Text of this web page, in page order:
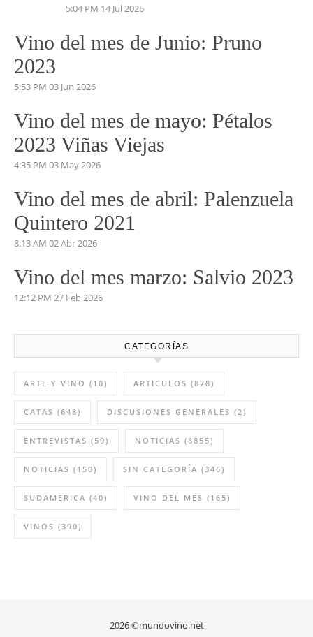
5:04 PM 14 Jul 2026
Vino del mes de Junio: Pruno
2023
5:53 PM 03 Jun 2026
Vino del mes de mayo: Pétalos
2023 Viñas Viejas
4:35 PM 03 May 2026
Vino del mes de abril: Palenzuela
Quintero 2021
8:13 AM 02 Abr 2026
Vino del mes marzo: Salvio 2023
12:12 PM 27 Feb 2026
CATEGORÍAS
ARTE Y VINO (10) ARTICULOS (878)
CATAS (648) DISCUSIONES GENERALES (2)
ENTREVISTAS (59) NOTICIAS (8855)
NOTICIAS (150) SIN CATEGORÍA (346)
SUDAMERICA (40) VINO DEL MES (165)
VINOS (390)
2026 ©mundovino.net